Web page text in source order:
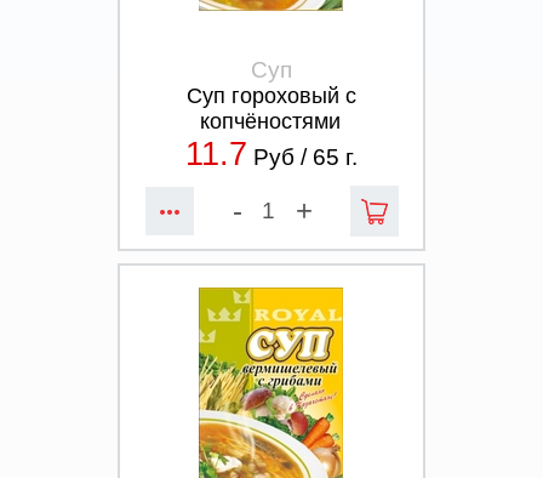
Суп
Суп гороховый с
копчёностями
11.7 Руб / 65 г.
- +